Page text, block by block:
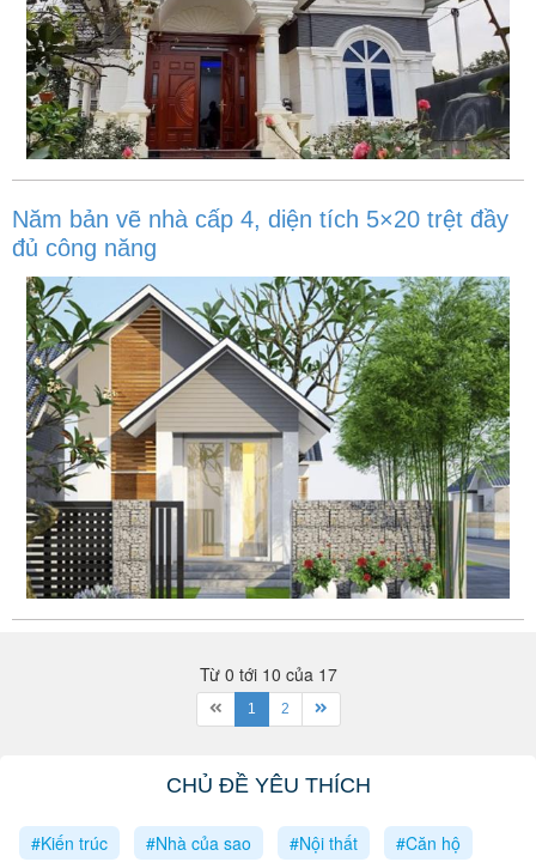
Năm bản vẽ nhà cấp 4, diện tích 5×20 trệt đầy
đủ công năng
Từ 0 tới 10 của 17
1 2
CHỦ ĐỀ YÊU THÍCH
#Kiến trúc #Nhà của sao #Nội thất
#Căn hộ